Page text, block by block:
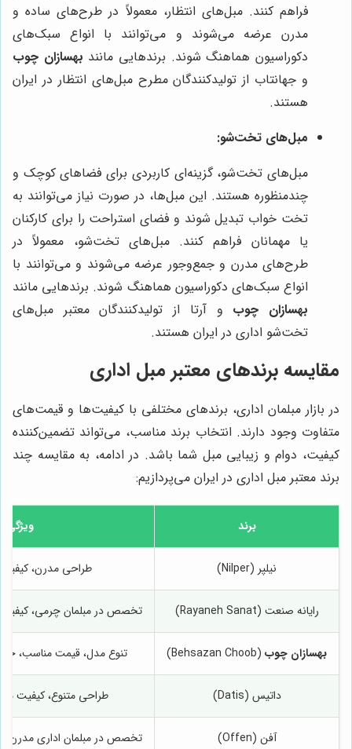
فراهم کنند. مبل‌های انتظار، معمولاً در طرح‌های ساده و
مدرن عرضه می‌شوند و می‌توانند با انواع سبک‌های
دکوراسیون هماهنگ شوند. برندهایی مانند بهسازان چوب
و جهانتاب از تولیدکنندگان مطرح مبل‌های انتظار در ایران
هستند.
مبل‌های تخت‌شو:
مبل‌های تخت‌شو، گزینه‌ای کاربردی برای فضاهای کوچک و
چندمنظوره هستند. این مبل‌ها، در صورت نیاز می‌توانند به
تخت خواب تبدیل شوند و فضای استراحت را برای کارکنان
یا مهمانان فراهم کنند. مبل‌های تخت‌شو، معمولاً در
طرح‌های مدرن و جمع‌وجور عرضه می‌شوند و می‌توانند با
انواع سبک‌های دکوراسیون هماهنگ شوند. برندهایی مانند
بهسازان چوب و آرتا از تولیدکنندگان معتبر مبل‌های
تخت‌شو اداری در ایران هستند.
مقایسه برندهای معتبر مبل اداری
در بازار مبلمان اداری، برندهای مختلفی با کیفیت‌ها و قیمت‌های
متفاوت وجود دارند. انتخاب برند مناسب، می‌تواند تضمین‌کننده
کیفیت، دوام و زیبایی مبل شما باشد. در ادامه، به مقایسه چند
برند معتبر مبل اداری در ایران می‌پردازیم:
برند
نیلپر (Nilper) طراحی مدرن، کیفیت
رایانه صنعت (Rayaneh Sanat) تخصص در مبلمان چرمی،
بهسازان چوب (Behsazan Choob) تنوع مدل، قیمت مناسب،
داتیس (Datis) طراحی متنوع، کیفیت
آفن (Offen) تخصص در مبلمان اداری مدرن،